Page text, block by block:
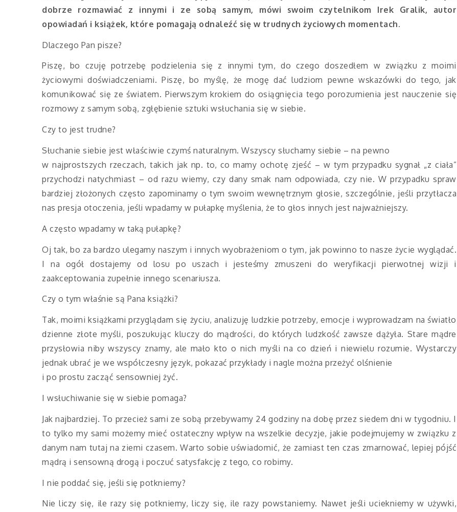
dobrze rozmawiać z innymi i ze sobą samym, mówi swoim czytelnikom Irek Gralik, autor
opowiadań i książek, które pomagają odnaleźć się w trudnych życiowych momentach.
Dlaczego Pan pisze?
Piszę, bo czuję potrzebę podzielenia się z innymi tym, do czego doszedłem w związku z moimi
życiowymi doświadczeniami. Piszę, bo myślę, że mogę dać ludziom pewne wskazówki do tego, jak
komunikować się ze światem. Pierwszym krokiem do osiągnięcia tego porozumienia jest nauczenie się
rozmowy z samym sobą, zgłębienie sztuki wsłuchania się w siebie.
Czy to jest trudne?
Słuchanie siebie jest właściwie czymś naturalnym. Wszyscy słuchamy siebie – na pewno
w najprostszych rzeczach, takich jak np. to, co mamy ochotę zjeść – w tym przypadku sygnał „z ciała”
przychodzi natychmiast – od razu wiemy, czy dany smak nam odpowiada, czy nie. W przypadku spraw
bardziej złożonych często zapominamy o tym swoim wewnętrznym głosie, szczególnie, jeśli przytłacza
nas presja otoczenia, jeśli wpadamy w pułapkę myślenia, że to głos innych jest najważniejszy.
A często wpadamy w taką pułapkę?
Oj tak, bo za bardzo ulegamy naszym i innych wyobrażeniom o tym, jak powinno to nasze życie wyglądać.
I na ogół dostajemy od losu po uszach i jesteśmy zmuszeni do weryfikacji pierwotnej wizji i
zaakceptowania zupełnie innego scenariusza.
Czy o tym właśnie są Pana książki?
Tak, moimi książkami przyglądam się życiu, analizuję ludzkie potrzeby, emocje i wyprowadzam na światło
dzienne złote myśli, poszukując kluczy do mądrości, do których ludzkość zawsze dążyła. Stare mądre
przysłowia niby wszyscy znamy, ale mało kto o nich myśli na co dzień i niewielu rozumie. Wystarczy
jednak ubrać je we współczesny język, pokazać przykłady i nagle można przeżyć olśnienie
i po prostu zacząć sensowniej żyć.
I wsłuchiwanie się w siebie pomaga?
Jak najbardziej. To przecież sami ze sobą przebywamy 24 godziny na dobę przez siedem dni w tygodniu. I
to tylko my sami możemy mieć ostateczny wpływ na wszelkie decyzje, jakie podejmujemy w związku z
danym nam tutaj na ziemi czasem. Warto sobie uświadomić, że zamiast ten czas zmarnować, lepiej pójść
mądrą i sensowną drogą i poczuć satysfakcję z tego, co robimy.
I nie poddać się, jeśli się potkniemy?
Nie liczy się, ile razy się potkniemy, liczy się, ile razy powstaniemy. Nawet jeśli uciekniemy w używki,